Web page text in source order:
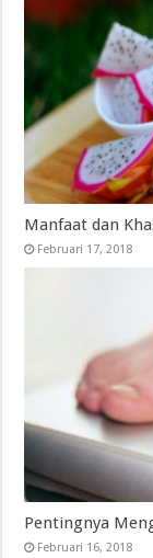
Manfaat dan
Februari 17, 2018
Pentingnya
Februari 16, 2018